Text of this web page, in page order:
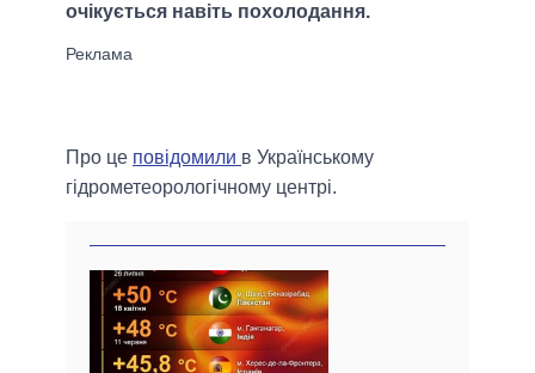
очікується навіть похолодання.
Про це повідомили в Українському
гідрометеорологічному центрі.